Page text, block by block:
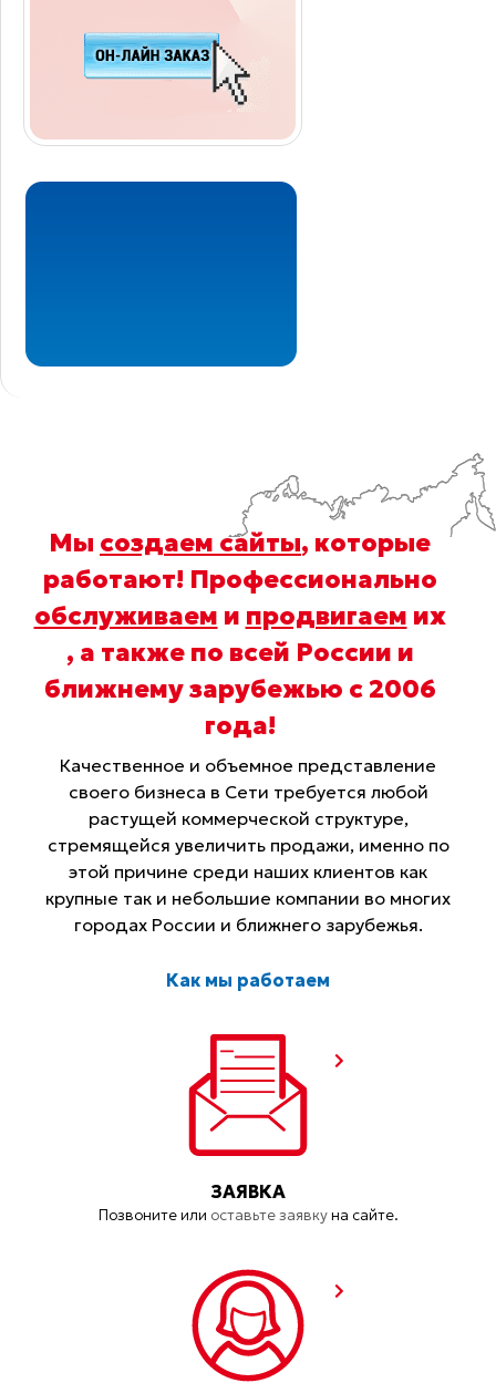
Мы создаем сайты, которые
работают! Профессионально
обслуживаем и продвигаем их
, а также по всей России и
ближнему зарубежью с 2006
года!
Качественное и объемное представление
своего бизнеса в Сети требуется любой
растущей коммерческой структуре,
стремящейся увеличить продажи, именно по
этой причине среди наших клиентов как
крупные так и небольшие компании во многих
городах России и ближнего зарубежья.
Как мы работаем
ЗАЯВКА
Позвоните или оставьте заявкуна сайте.